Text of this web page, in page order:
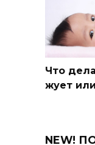
Что
жует
NEW!